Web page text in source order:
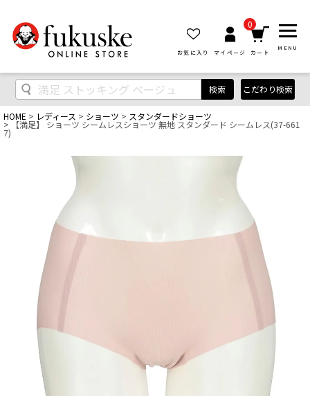
お気に入り マイページ
0
カート
MENU
検索 こだわり検索
HOME レディース ショーツ スタンダードショーツ
【満足】 ショーツ シームレスショーツ 無地 スタンダード シームレス(37-661
7)